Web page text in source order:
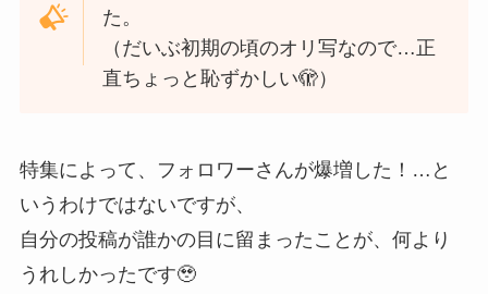
た。
（だいぶ初期の頃のオリ写なので…正
直ちょっと恥ずかしい🫣）
特集によって、フォロワーさんが爆増した！…と
いうわけではないですが、
自分の投稿が誰かの目に留まったことが、何より
うれしかったです🥹